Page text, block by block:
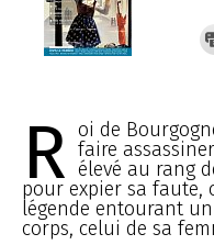
R oi de
faire
élevé au rang
pour expier sa faute,
légende entourant
corps, celui de sa